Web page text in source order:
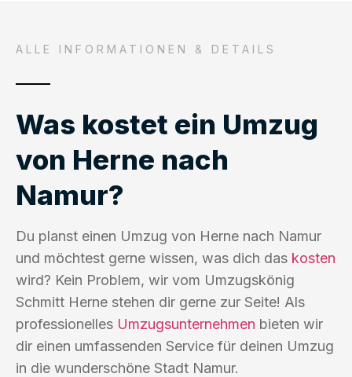
ALLE INFORMATIONEN & DETAILS
Was kostet ein Umzug
von Herne nach
Namur?
Du planst einen Umzug von Herne nach Namur
und möchtest gerne wissen, was dich das kosten
wird? Kein Problem, wir vom Umzugskönig
Schmitt Herne stehen dir gerne zur Seite! Als
professionelles Umzugsunternehmen bieten wir
dir einen umfassenden Service für deinen Umzug
in die wunderschöne Stadt Namur.